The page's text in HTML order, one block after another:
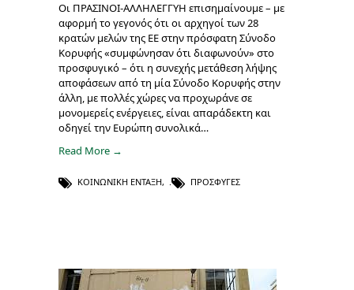
Οι ΠΡΑΣΙΝΟΙ-ΑΛΛΗΛΕΓΓΥΗ επισημαίνουμε – με
αφορμή το γεγονός ότι οι αρχηγοί των 28
κρατών μελών της ΕΕ στην πρόσφατη Σύνοδο
Κορυφής «συμφώνησαν ότι διαφωνούν» στο
προσφυγικό – ότι η συνεχής μετάθεση λήψης
αποφάσεων από τη μία Σύνοδο Κορυφής στην
άλλη, με πολλές χώρες να προχωράνε σε
μονομερείς ενέργειες, είναι απαράδεκτη και
οδηγεί την Ευρώπη συνολικά…
Read More →
ΚΟΙΝΩΝΙΚΉ ΈΝΤΑΞΗ, ΠΡΌΣΦΥΓΕΣ